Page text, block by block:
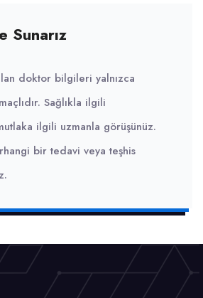
Sunarız
doktor bilgileri yalnızca
Sağlıkla ilgili
ilgili uzmanla görüşünüz.
bir tedavi veya teşhis